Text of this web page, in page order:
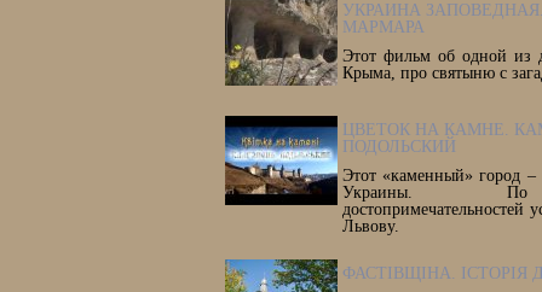
УКРАИНА
МАРМАРА
Этот фильм об одной из
Крыма, про святыню с
ЦВЕТОК НА КАМНЕ.
ПОДОЛЬСКИЙ
Этот «каменный» город –
Украины. По
достопримечательностей
Львову.
ФАСТІВЩІНА. ІСТОРІЯ